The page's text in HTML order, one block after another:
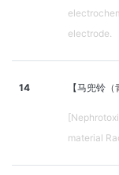
electrode.
14 【马兜铃
material